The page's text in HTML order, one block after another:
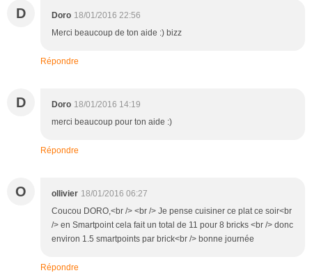
D Doro 18/01/2016 22:56
Merci beaucoup de ton aide :) bizz
Répondre
D Doro 18/01/2016 14:19
merci beaucoup pour ton aide :)
Répondre
O ollivier 18/01/2016 06:27
Coucou DORO,<br /> <br /> Je pense cuisiner ce plat ce soir<br
/> en Smartpoint cela fait un total de 11 pour 8 bricks <br /> donc
environ 1.5 smartpoints par brick<br /> bonne journée
Répondre